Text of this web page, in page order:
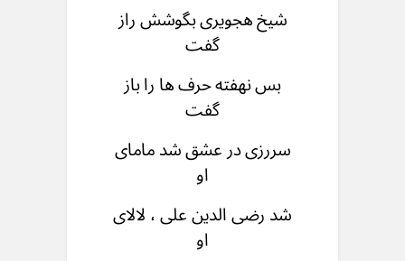
شیخ هجویری بگوشش راز
گفت
بس نهفته حرف ها را باز
گفت
سررزی در عشق شد مامای
او
شد رضی الدین علی ، لالای
او